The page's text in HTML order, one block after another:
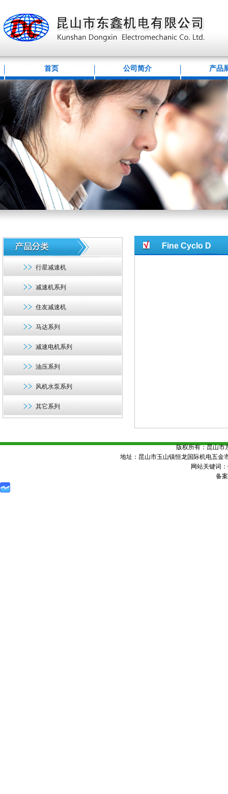
首页 公司简介 产品
行星减速机
减速机系列
住友减速机
马达系列
减速电机系列
油压系列
风机水泵系列
其它系列
Fine Cyclo D
版权所有：昆山市
地址：昆山市玉山镇恒龙国际机电五
网站关键词：
备